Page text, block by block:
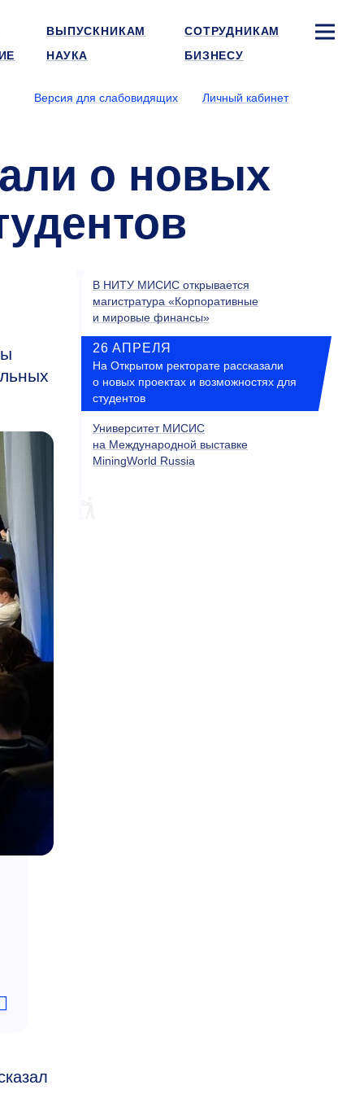
ВЫПУСКНИКАМ
СОТРУДНИКАМ
НАУКА БИЗНЕСУ
Версия для слабовидящих
Личный кабинет
о новых
В НИТУ МИСИС открывается
магистратура «Корпоративные
и мировые финансы»
26 АПРЕЛЯ
На Открытом ректорате рассказали
о новых проектах и возможностях для
студентов
Университет МИСИС
на Международной выставке
MiningWorld Russia